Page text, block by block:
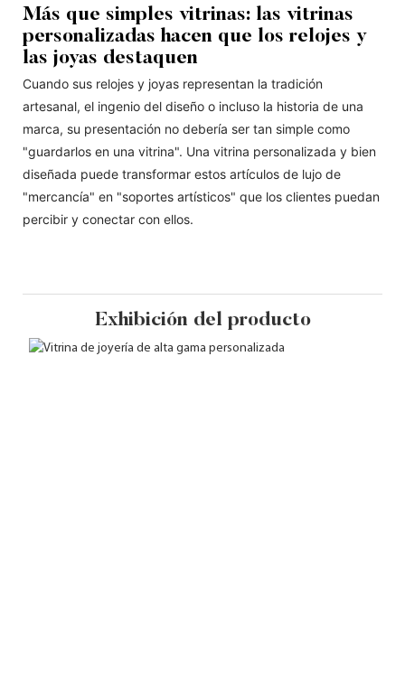
Más que simples vitrinas: las vitrinas
personalizadas hacen que los relojes y
las joyas destaquen
Cuando sus relojes y joyas representan la tradición
artesanal, el ingenio del diseño o incluso la historia de una
marca, su presentación no debería ser tan simple como
"guardarlos en una vitrina". Una vitrina personalizada y bien
diseñada puede transformar estos artículos de lujo de
"mercancía" en "soportes artísticos" que los clientes puedan
percibir y conectar con ellos.
Exhibición del producto